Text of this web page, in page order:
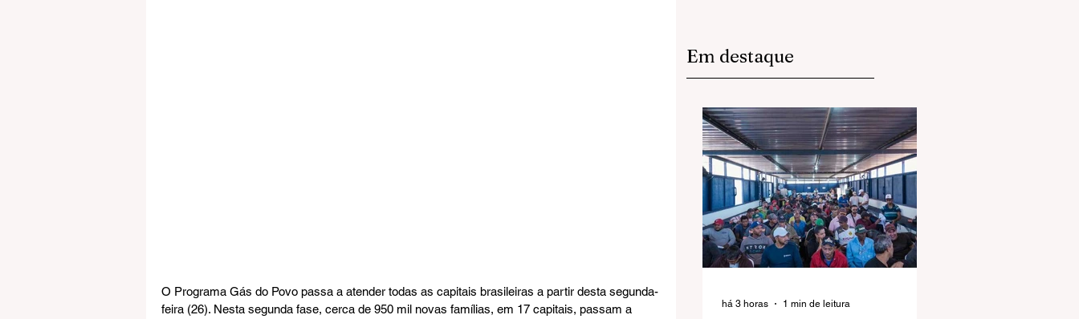
O Programa Gás do Povo passa a atender todas as capitais brasileiras a partir desta segunda-
feira (26). Nesta segunda fase, cerca de 950 mil novas famílias, em 17 capitais, passam a
Em destaque
há 3 horas 1 min de leitura